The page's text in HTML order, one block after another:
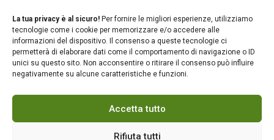
La tua privacy è al sicuro! Per fornire le migliori esperienze, utilizziamo
tecnologie come i cookie per memorizzare e/o accedere alle
informazioni del dispositivo. Il consenso a queste tecnologie ci
permetterà di elaborare dati come il comportamento di navigazione o ID
unici su questo sito. Non acconsentire o ritirare il consenso può influire
negativamente su alcune caratteristiche e funzioni.
Accetta tutto
Rifiuta tutti
Prodotti Contatti
Chi Siamo Privacy Policy
Cookie Policy (UE)